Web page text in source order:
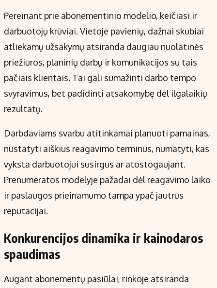
Pereinant prie abonementinio modelio, keičiasi ir
darbuotojų krūviai. Vietoje pavienių, dažnai skubiai
atliekamų užsakymų atsiranda daugiau nuolatinės
priežiūros, planinių darbų ir komunikacijos su tais
pačiais klientais. Tai gali sumažinti darbo tempo
svyravimus, bet padidinti atsakomybę dėl ilgalaikių
rezultatų.
Darbdaviams svarbu atitinkamai planuoti pamainas,
nustatyti aiškius reagavimo terminus, numatyti, kas
vyksta darbuotojui susirgus ar atostogaujant.
Prenumeratos modelyje pažadai dėl reagavimo laiko
ir paslaugos prieinamumo tampa ypač jautrūs
reputacijai.
Konkurencijos dinamika ir kainodaros
spaudimas
Augant abonementų pasiūlai, rinkoje atsiranda